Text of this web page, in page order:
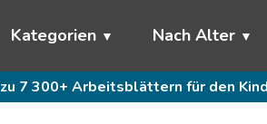
Kategorien Nach Alter
zu 7 300+ Arbeitsblättern für den